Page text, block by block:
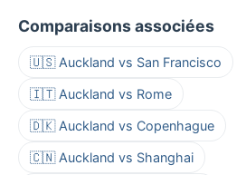
Comparaisons associées
🇺🇸 Auckland vs San Francisco
🇮🇹 Auckland vs Rome
🇩🇰 Auckland vs Copenhague
🇨🇳 Auckland vs Shanghai